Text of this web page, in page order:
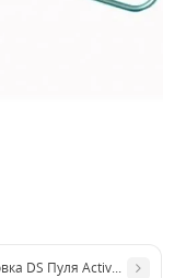
DS Пуля Active 17г